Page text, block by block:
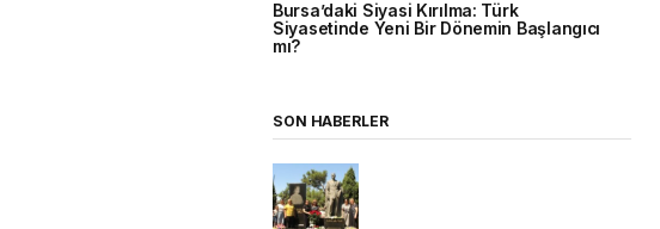
Bursa’daki Siyasi Kırılma: Türk
Siyasetinde Yeni Bir Dönemin Başlangıcı
mı?
SON HABERLER